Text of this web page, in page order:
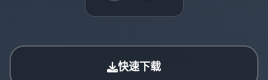
快速下载